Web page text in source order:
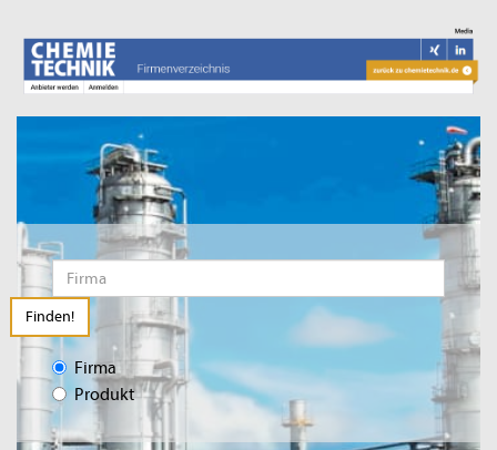
Finden!
Firma
Produkt